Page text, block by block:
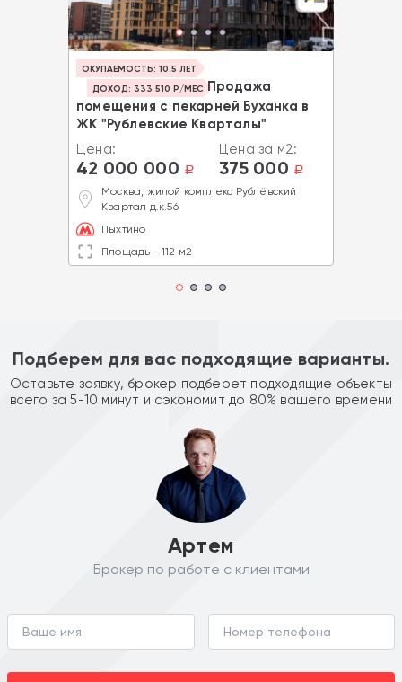
ОКУПАЕМОСТЬ: 10.5 ЛЕТ
ДОХОД: 333 510 Р/МЕС Продажа
помещения с пекарней Буханка в
ЖК "Рублевские Кварталы"
Цена:
42 000 000 a
Цена за м2:
375 000 a
Москва, жилой комплекс Рублёвский
Квартал д.к.56
Пыхтино
Площадь - 112 м2
Подберем для вас подходящие варианты.
Оставьте заявку, брокер подберет подходящие объекты
всего за 5-10 минут и сэкономит до 80% вашего времени
Артем
Брокер по работе с клиентами